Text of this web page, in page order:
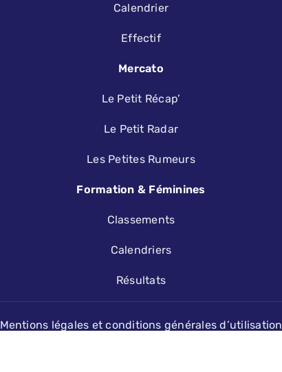
Calendrier
Effectif
Mercato
Le Petit Récap’
Le Petit Radar
Les Petites Rumeurs
Formation & Féminines
Classements
Calendriers
Résultats
Mentions légales et conditions générales d’utilisation